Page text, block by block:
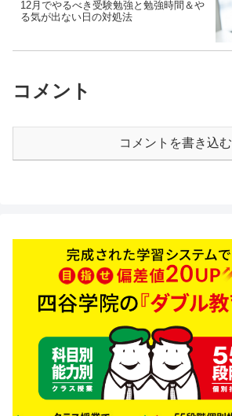
12月でやるべき受験勉強と勉強時間＆や
る気が出ない日の対処法
コメント
コメントを書き込む